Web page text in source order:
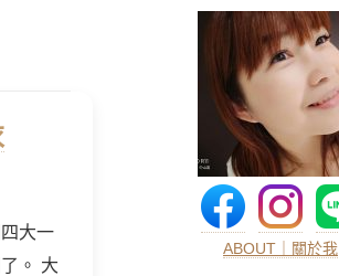
大一
。 大
ABOUT｜關於我